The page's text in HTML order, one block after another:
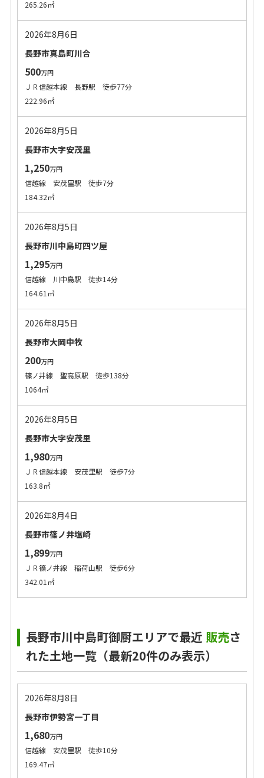
265.26㎡
2026年8月6日
長野市真島町川合
500万円
ＪＲ信越本線 長野駅 徒歩77分
222.96㎡
2026年8月5日
長野市大字安茂里
1,250万円
信越線 安茂里駅 徒歩7分
184.32㎡
2026年8月5日
長野市川中島町四ツ屋
1,295万円
信越線 川中島駅 徒歩14分
164.61㎡
2026年8月5日
長野市大岡中牧
200万円
篠ノ井線 聖高原駅 徒歩138分
1064㎡
2026年8月5日
長野市大字安茂里
1,980万円
ＪＲ信越本線 安茂里駅 徒歩7分
163.8㎡
2026年8月4日
長野市篠ノ井塩崎
1,899万円
ＪＲ篠ノ井線 稲荷山駅 徒歩6分
342.01㎡
長野市川中島町御厨エリアで最近 販売さ
れた土地一覧（最新20件のみ表示）
2026年8月8日
長野市伊勢宮一丁目
1,680万円
信越線 安茂里駅 徒歩10分
169.47㎡